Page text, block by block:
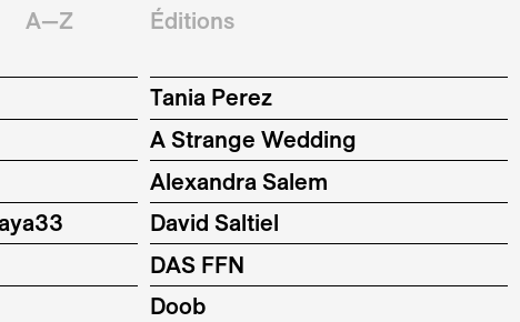
A—Z Éditions
Tania Perez
A Strange Wedding
Alexandra Salem
David Saltiel
DAS FFN
Doob